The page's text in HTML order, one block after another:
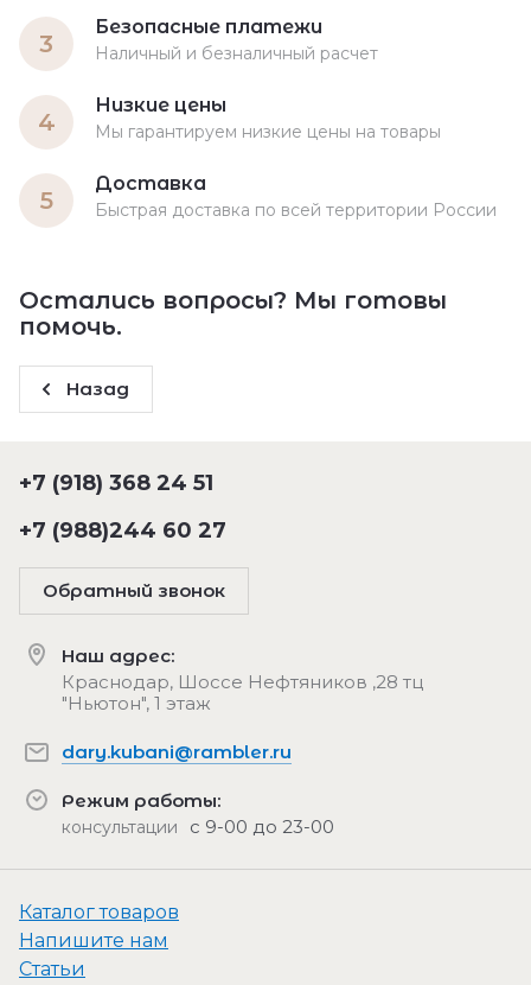
3
Безопасные платежи
Наличный и безналичный расчет
4
Низкие цены
Мы гарантируем низкие цены на товары
5
Доставка
Быстрая доставка по всей территории России
Остались вопросы? Мы готовы
помочь.
Назад
+7 (918) 368 24 51
+7 (988)244 60 27
Обратный звонок
Наш адрес:
Краснодар, Шоссе Нефтяников ,28 тц
"Ньютон", 1 этаж
dary.kubani@rambler.ru
Режим работы:
консультации с 9-00 до 23-00
Каталог товаров
Напишите нам
Статьи